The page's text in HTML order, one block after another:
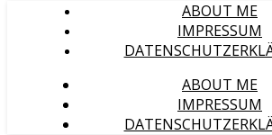
ABOUT ME
IMPRESSUM
ABOUT ME
IMPRESSUM